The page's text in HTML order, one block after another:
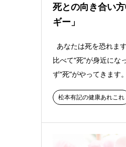
死との向き合い
ギー」
あなたは死を恐れま
比べて“死”が身近に
ず“死”がやってきます
松本有記の健康あれこれ